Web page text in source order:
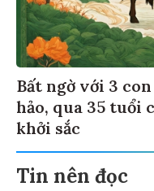
Bất ngờ với 3
hảo, qua 35 tuổi
khởi sắc
Tin nên đọc